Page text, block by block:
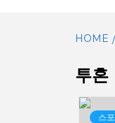
HOME
투혼
스